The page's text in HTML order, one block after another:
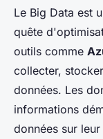
Le Big Data est
quête
outils comme
collecter,
données. Les
informations
données sur